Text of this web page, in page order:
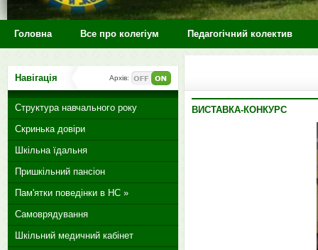
Головна Все про колегіум Педагогічний колектив
ВИСТАВКА-КОНКУРС
Навігація Архів:
Структура навчального року
Скринька довіри
Шкільна їдальня
Пришкільний пансіон
Пам'ятки поведінки в НС »
Самоврядування
Шкільний медичний кабінет